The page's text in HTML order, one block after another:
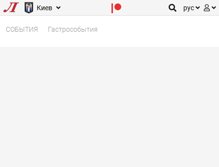
Киев рус
СОБЫТИЯ Гастрособытия